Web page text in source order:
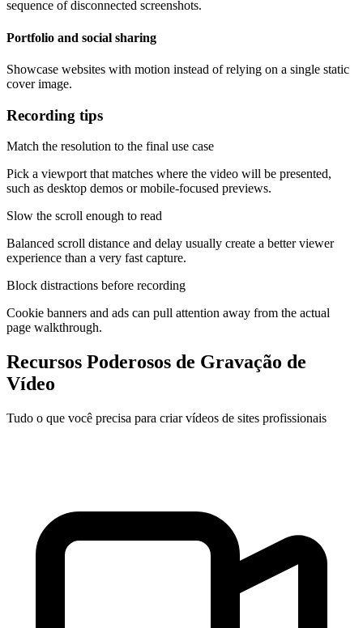
sequence of disconnected screenshots.
Portfolio and social sharing
Showcase websites with motion instead of relying on a single static
cover image.
Recording tips
Match the resolution to the final use case
Pick a viewport that matches where the video will be presented,
such as desktop demos or mobile-focused previews.
Slow the scroll enough to read
Balanced scroll distance and delay usually create a better viewer
experience than a very fast capture.
Block distractions before recording
Cookie banners and ads can pull attention away from the actual
page walkthrough.
Recursos Poderosos de Gravação de
Vídeo
Tudo o que você precisa para criar vídeos de sites profissionais